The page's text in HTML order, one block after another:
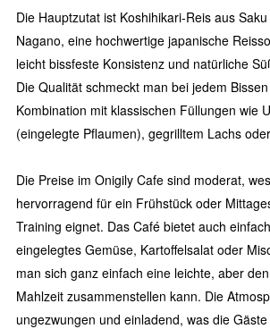
Die Hauptzutat ist Koshihikari-Reis aus
Nagano, eine hochwertige japanische
leicht bissfeste Konsistenz und natürliche
Die Qualität schmeckt man bei jedem
Kombination mit klassischen Füllungen wie
(eingelegte Pflaumen), gegrilltem Lachs
Die Preise im Onigily Cafe sind moderat,
hervorragend für ein Frühstück oder
Training eignet. Das Café bietet auch
eingelegtes Gemüse, Kartoffelsalat oder
man sich ganz einfach eine leichte, aber
Mahlzeit zusammenstellen kann. Die
ungezwungen und einladend, was die